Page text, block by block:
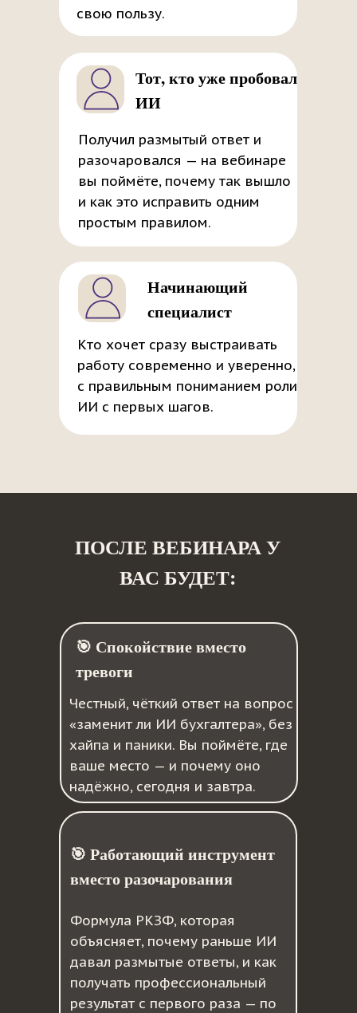
Тот, кто уже пробовал
ИИ
Начинающий
специалист
Получил размытый ответ и
разочаровался — на вебинаре
вы поймёте, почему так вышло
и как это исправить одним
простым правилом.
Кто хочет сразу выстраивать
работу современно и уверенно,
с правильным пониманием роли
ИИ с первых шагов.
свою пользу.
ПОСЛЕ ВЕБИНАРА У
ВАС БУДЕТ:
🎯 Спокойствие вместо
тревоги
🎯 Работающий инструмент
вместо разочарования
Честный, чёткий ответ на вопрос
«заменит ли ИИ бухгалтера», без
хайпа и паники. Вы поймёте, где
ваше место — и почему оно
надёжно, сегодня и завтра.
Формула РКЗФ, которая
объясняет, почему раньше ИИ
давал размытые ответы, и как
получать профессиональный
результат с первого раза — по